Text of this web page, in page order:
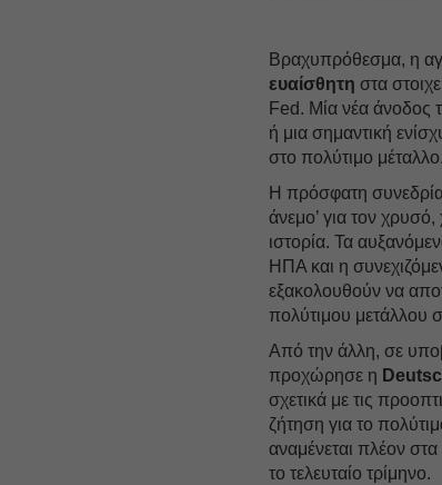
Βραχυπρόθεσμα, η
ευαίσθητη στα
Fed. Μία νέα άνοδος
ή μια σημαντική
στο πολύτιμο μέταλλο.
Η πρόσφατη
άνεμο’ για τον
ιστορία. Τα
ΗΠΑ και η
εξακολουθούν να
πολύτιμου μετάλλου
Από την άλλη, σε
προχώρησε η
σχετικά με τις
ζήτηση για το
αναμένεται πλέον στα
το τελευταίο τρίμηνο.